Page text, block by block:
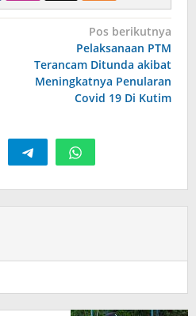
Pos berikutnya
Pelaksanaan PTM
Terancam Ditunda akibat
Meningkatnya Penularan
Covid 19 Di Kutim